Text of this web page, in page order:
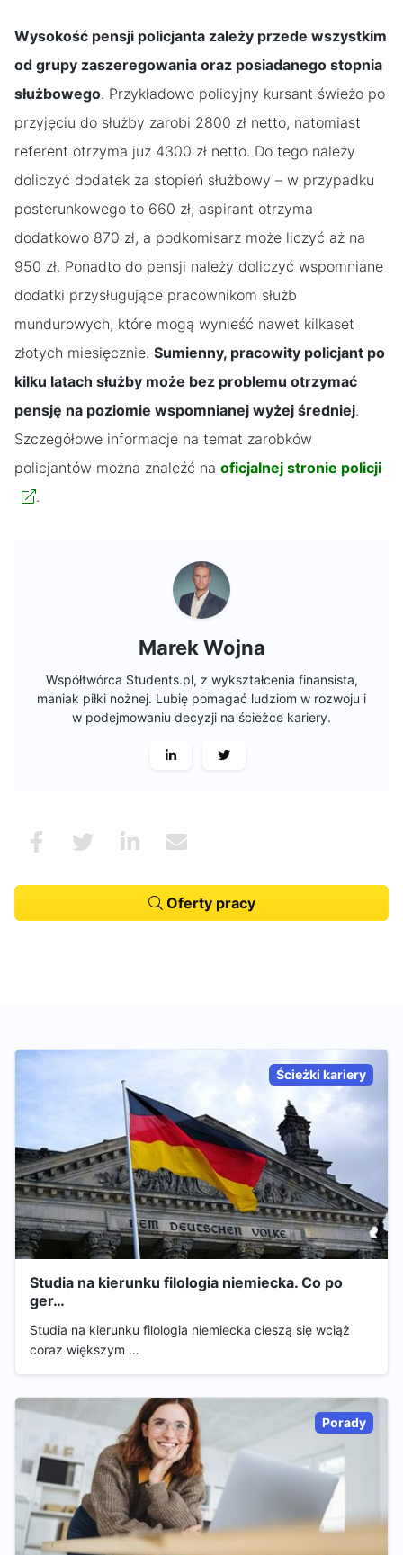
Wysokość pensji policjanta zależy przede wszystkim
od grupy zaszeregowania oraz posiadanego stopnia
służbowego. Przykładowo policyjny kursant świeżo po
przyjęciu do służby zarobi 2800 zł netto, natomiast
referent otrzyma już 4300 zł netto. Do tego należy
doliczyć dodatek za stopień służbowy – w przypadku
posterunkowego to 660 zł, aspirant otrzyma
dodatkowo 870 zł, a podkomisarz może liczyć aż na
950 zł. Ponadto do pensji należy doliczyć wspomniane
dodatki przysługujące pracownikom służb
mundurowych, które mogą wynieść nawet kilkaset
złotych miesięcznie. Sumienny, pracowity policjant po
kilku latach służby może bez problemu otrzymać
pensję na poziomie wspomnianej wyżej średniej.
Szczegółowe informacje na temat zarobków
policjantów można znaleźć na oficjalnej stronie policji
.
Marek Wojna
Współtwórca Students.pl, z wykształcenia finansista,
maniak piłki nożnej. Lubię pomagać ludziom w rozwoju i
w podejmowaniu decyzji na ścieżce kariery.
Oferty pracy
Ścieżki kariery
Studia na kierunku filologia niemiecka. Co po
ger…
Studia na kierunku filologia niemiecka cieszą się wciąż
coraz większym …
Porady